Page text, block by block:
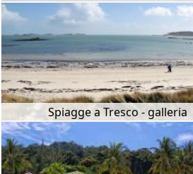
Spiagge a Tresco - galleria